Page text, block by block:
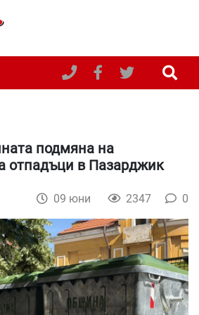
подмяна на
отпадъци в Пазарджик
09 юни 2347 0